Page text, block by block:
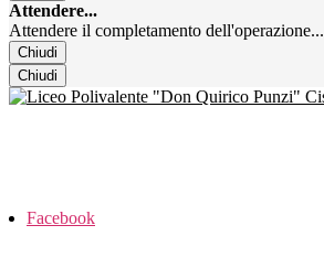
Attendere...
Attendere il completamento dell'operazione...
Chiudi
Chiudi
Facebook